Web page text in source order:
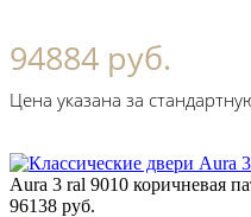
94884 руб.
Цена указана за
Aura 3 ral 9010 коричневая
96138 руб.